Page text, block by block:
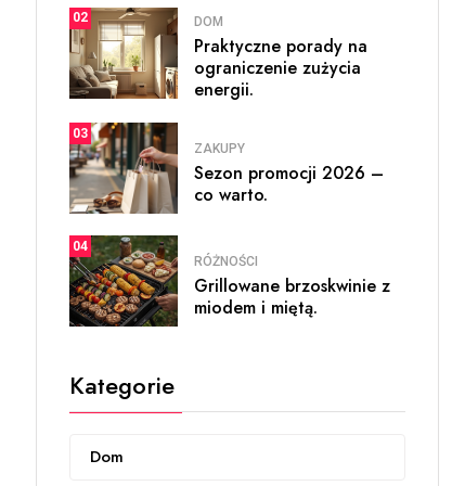
02 DOM
Praktyczne porady na
ograniczenie zużycia
energii.
03
ZAKUPY
Sezon promocji 2026 –
co warto.
04
RÓŻNOŚCI
Grillowane brzoskwinie z
miodem i miętą.
Kategorie
Dom